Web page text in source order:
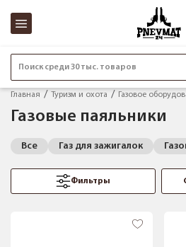
Поиск среди 30 тыс. товаров
Главная Туризм и охота Газовое
Газовые паяльники
Все Газ для зажигалок
Фильтры